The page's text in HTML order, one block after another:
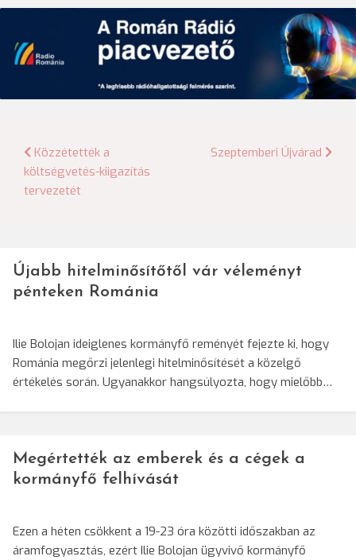
Bejegyzés
navigáció
Közzétették a
költségvetés-kiigazítás
tervezetét
Szeptemberi Újvárad
Újabb hitelminősítőtől vár véleményt
pénteken Románia
Ilie Bolojan ideiglenes kormányfő reményét fejezte ki, hogy
Románia megőrzi jelenlegi hitelminősítését a közelgő
értékelés során. Ugyanakkor hangsúlyozta, hogy mielőbb…
Megértették az emberek és a cégek a
kormányfő felhívását
Ezen a héten csökkent a 19-23 óra közötti időszakban az
áramfogyasztás, ezért Ilie Bolojan ügyvivő kormányfő